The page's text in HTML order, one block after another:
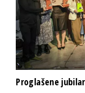
Proglašene